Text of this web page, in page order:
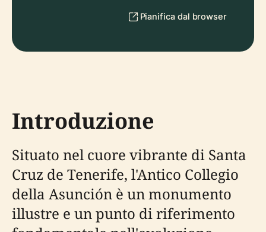
Pianifica dal browser
Introduzione
Situato nel cuore vibrante di Santa
Cruz de Tenerife, l'Antico Collegio
della Asunción è un monumento
illustre e un punto di riferimento